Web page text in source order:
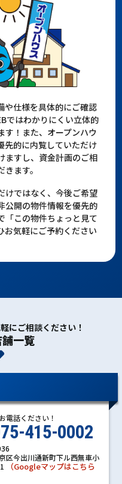
や仕様を具体的にご確認
ではわかりにくい立体的
す！また、オープンハウ
先的に内覧していただけ
ますし、資金計画のご相
ます。
けではなく、今後ご希望
公開の物件情報を優先的
「この物件ちょっと見て
お気軽にご予約ください
にご相談ください！
一覧
電話ください！
415-0002
区今出川通新町下ル西無車小
（Googleマップはこちら